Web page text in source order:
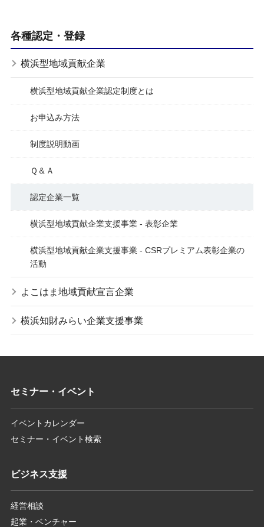
各種認定・登録
横浜型地域貢献企業
横浜型地域貢献企業認定制度とは
お申込み方法
制度説明動画
Ｑ＆Ａ
認定企業一覧
横浜型地域貢献企業支援事業 - 表彰企業
横浜型地域貢献企業支援事業 - CSRプレミアム表彰企業の
活動
よこはま地域貢献宣言企業
横浜知財みらい企業支援事業
セミナー・イベント
イベントカレンダー
セミナー・イベント検索
ビジネス支援
経営相談
起業・ベンチャー